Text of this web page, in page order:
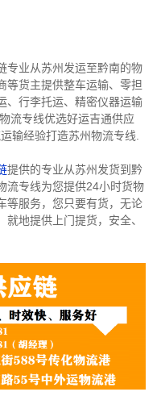
专业从苏州发运至黔南的物
等货主提供整车运输、零担
、行李托运、精密仪器运输
流专线优选好运吉通供应
输经验打造苏州物流专线.
提供的专业从苏州发货到黔
流专线为您提供24小时货物
等服务，您只要有货，无论
地提供上门提货，安全、